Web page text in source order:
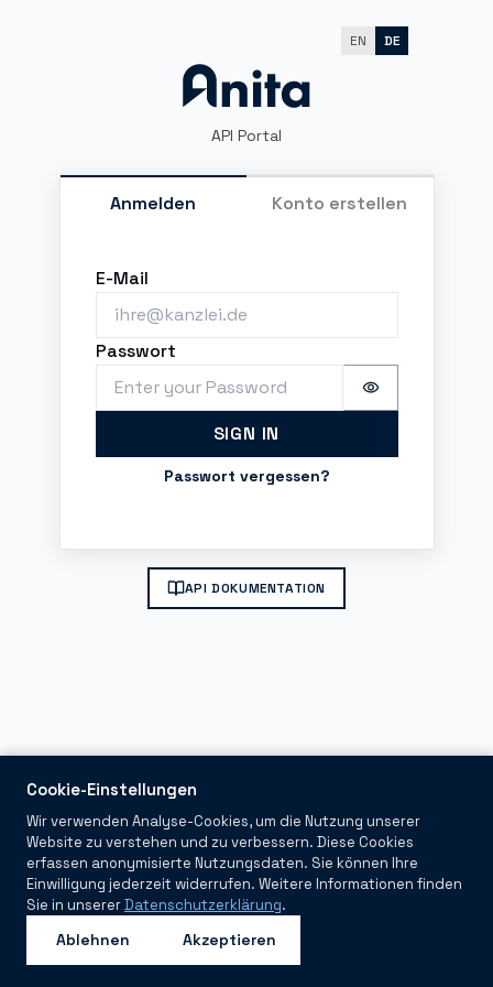
Cookie-Einstellungen
Wir verwenden Analyse-Cookies, um die Nutzung unserer
Website zu verstehen und zu verbessern. Diese Cookies
erfassen anonymisierte Nutzungsdaten. Sie können Ihre
Einwilligung jederzeit widerrufen. Weitere Informationen finden
Sie in unsererDatenschutzerklärung.
Ablehnen Akzeptieren
EN DE
API Portal
Anmelden Konto erstellen
Sign in
E-Mail
Passwort
Password is
SIGN IN
Passwort vergessen?
API DOKUMENTATION